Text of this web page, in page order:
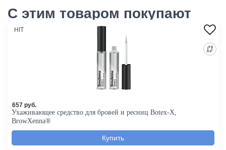
С этим товаром покупают
HIT
Ухаживающее средство для бровей и ресниц Botex-X,
BrowXenna®
657 руб.